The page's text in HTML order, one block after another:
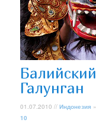
Галунган
01.07.2010 //Индонезия
10